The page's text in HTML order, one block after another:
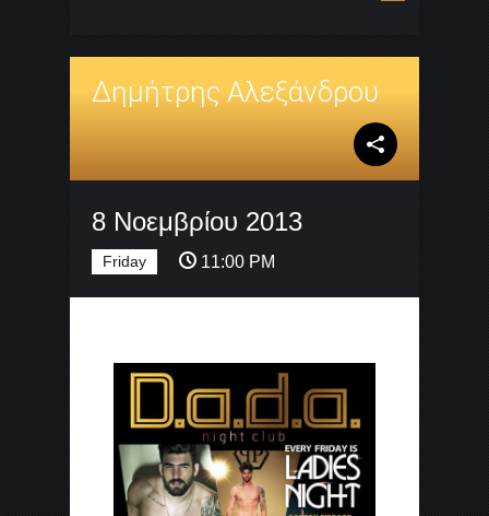
Δημήτρης Αλεξάνδρου
8 Νοεμβρίου 2013
Friday 11:00 PM